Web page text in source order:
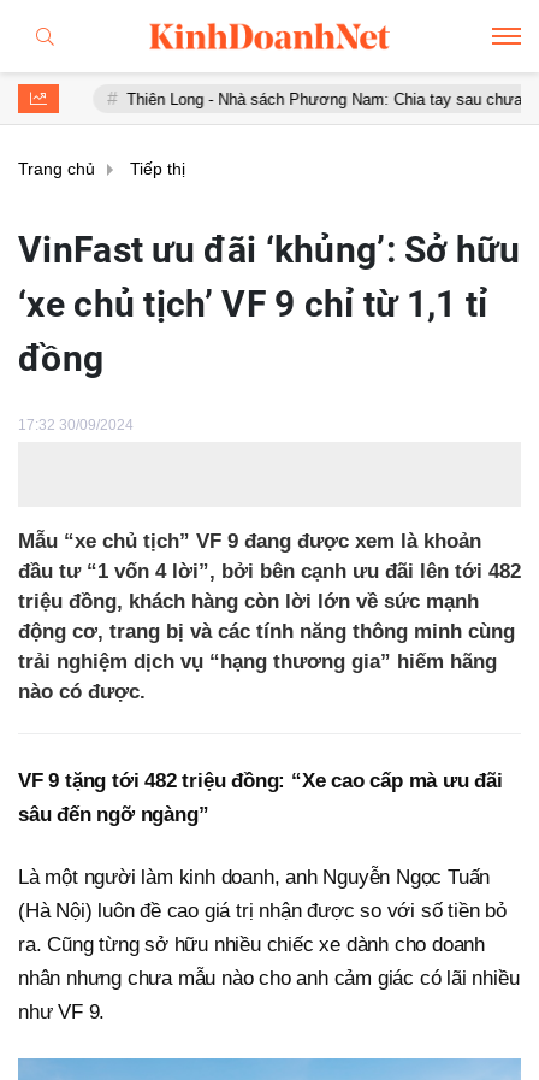
Thiên Long - Nhà sách Phương Nam: Chia tay sau chưa đầy 1 năm
Trang chủ Tiếp thị
VinFast ưu đãi ‘khủng’: Sở hữu
‘xe chủ tịch’ VF 9 chỉ từ 1,1 tỉ
đồng
17:32 30/09/2024
Mẫu “xe chủ tịch” VF 9 đang được xem là khoản
đầu tư “1 vốn 4 lời”, bởi bên cạnh ưu đãi lên tới 482
triệu đồng, khách hàng còn lời lớn về sức mạnh
động cơ, trang bị và các tính năng thông minh cùng
trải nghiệm dịch vụ “hạng thương gia” hiếm hãng
nào có được.
VF 9 tặng tới 482 triệu đồng: “Xe cao cấp mà ưu đãi
sâu đến ngỡ ngàng”
Là một người làm kinh doanh, anh Nguyễn Ngọc Tuấn
(Hà Nội) luôn đề cao giá trị nhận được so với số tiền bỏ
ra. Cũng từng sở hữu nhiều chiếc xe dành cho doanh
nhân nhưng chưa mẫu nào cho anh cảm giác có lãi nhiều
như VF 9.